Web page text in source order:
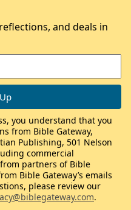
and deals in
you understand that you
from Bible Gateway,
Publishing, 501 Nelson
commercial
partners of Bible
Bible Gateway’s emails
please review our
.